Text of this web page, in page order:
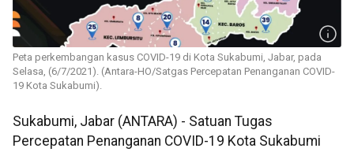
Peta perkembangan kasus COVID-19 di Kota Sukabumi, Jabar, pada
Selasa, (6/7/2021). (Antara-HO/Satgas Percepatan Penanganan COVID-
19 Kota Sukabumi).
Sukabumi, Jabar (ANTARA) - Satuan Tugas
Percepatan Penanganan COVID-19 Kota Sukabumi